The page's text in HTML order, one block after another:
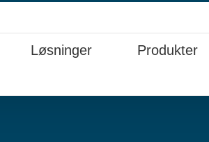
Løsninger Produkter